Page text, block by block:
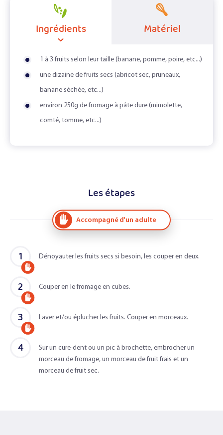
Ingrédients Matériel
1 à 3 fruits selon leur taille (banane, pomme, poire, etc...)
une dizaine de fruits secs (abricot sec, pruneaux,
banane séchée, etc...)
environ 250g de fromage à pâte dure (mimolette,
comté, tomme, etc...)
Les étapes
Accompagné d'un adulte
1
Accompagné
d'un
adulte
Dénoyauter les fruits secs si besoin, les couper en deux.
2
Accompagné
d'un
adulte
Couper en le fromage en cubes.
3
Accompagné
d'un
adulte
Laver et/ou éplucher les fruits. Couper en morceaux.
4
Sur un cure-dent ou un pic à brochette, embrocher un
morceau de fromage, un morceau de fruit frais et un
morceau de fruit sec.